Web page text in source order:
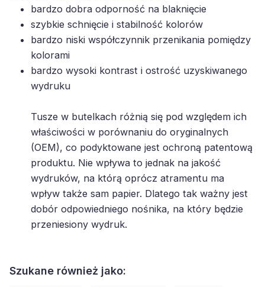
bardzo dobra odporność na blaknięcie
szybkie schnięcie i stabilność kolorów
bardzo niski współczynnik przenikania pomiędzy
kolorami
bardzo wysoki kontrast i ostrość uzyskiwanego
wydruku
Tusze w butelkach różnią się pod względem ich
właściwości w porównaniu do oryginalnych
(OEM), co podyktowane jest ochroną patentową
produktu. Nie wpływa to jednak na jakość
wydruków, na którą oprócz atramentu ma
wpływ także sam papier. Dlatego tak ważny jest
dobór odpowiedniego nośnika, na który będzie
przeniesiony wydruk.
Szukane również jako: